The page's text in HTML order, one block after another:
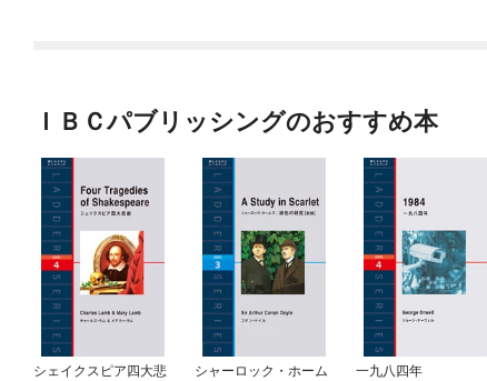
ＩＢＣパブリッシングのおすすめ本
シェイクスピア四大悲
シャーロック・ホーム
一九八四年